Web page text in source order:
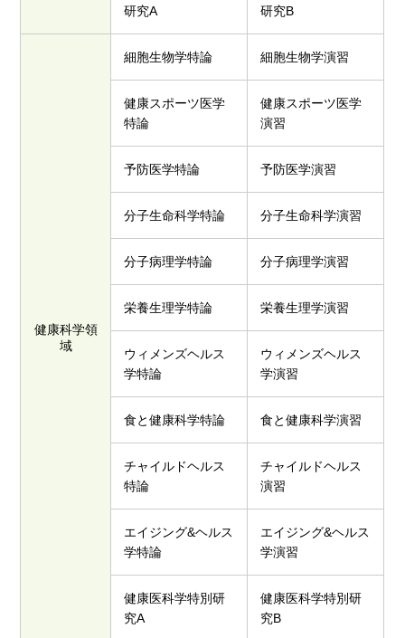
研究A
研究B
健康科学領
域
細胞生物学特論 細胞生物学演習
健康スポーツ医学
特論
健康スポーツ医学
演習
予防医学特論 予防医学演習
分子生命科学特論 分子生命科学演習
分子病理学特論 分子病理学演習
栄養生理学特論 栄養生理学演習
ウィメンズヘルス
学特論
ウィメンズヘルス
学演習
食と健康科学特論 食と健康科学演習
チャイルドヘルス
特論
チャイルドヘルス
演習
エイジング&ヘルス
学特論
エイジング&ヘルス
学演習
健康医科学特別研
究A
健康医科学特別研
究B